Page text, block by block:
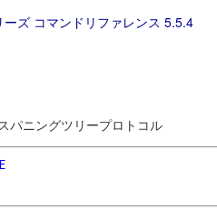
ズ コマンドリファレンス 5.5.4
パニングツリープロトコル